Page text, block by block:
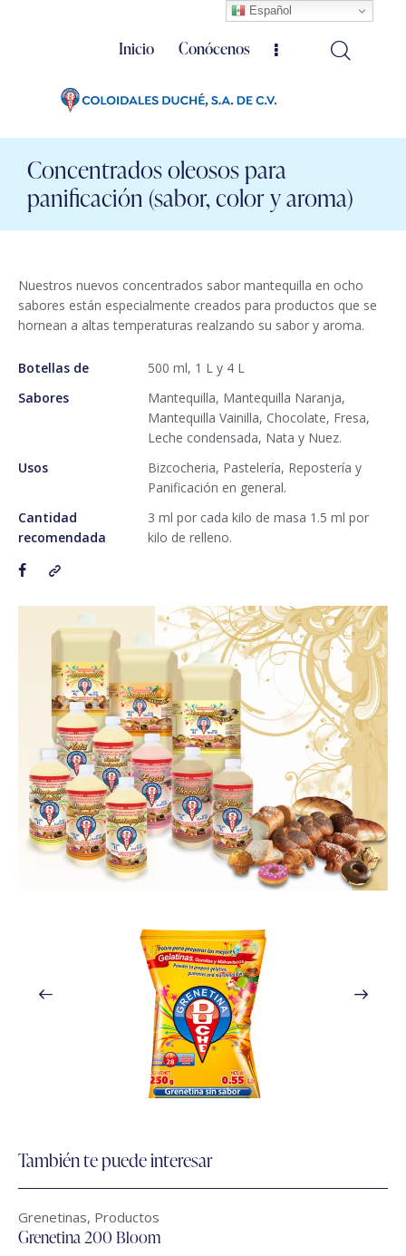
Inicio Conócenos
Concentrados oleosos para
panificación (sabor, color y aroma)
Nuestros nuevos concentrados sabor mantequilla en ocho
sabores están especialmente creados para productos que se
hornean a altas temperaturas realzando su sabor y aroma.
Botellas de
500 ml, 1 L y 4 L
Sabores
Mantequilla, Mantequilla Naranja,
Mantequilla Vainilla, Chocolate, Fresa,
Leche condensada, Nata y Nuez.
Usos
Bizcocheria, Pastelería, Repostería y
Panificación en general.
Cantidad
recomendada
3 ml por cada kilo de masa 1.5 ml por
kilo de relleno.
También te puede interesar
Grenetinas, Productos
Grenetina 200 Bloom
Español